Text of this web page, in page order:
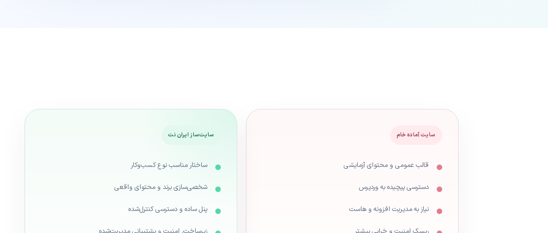
سایت آماده خام
قالب عمومی و محتوای آزمایشی
دسترسی پیچیده به وردپرس
نیاز به مدیریت افزونه و هاست
سایت‌ساز ایران نت
ساختار مناسب نوع کسب‌وکار
شخصی‌سازی برند و محتوای واقعی
پنل ساده و دسترسی کنترل‌شده